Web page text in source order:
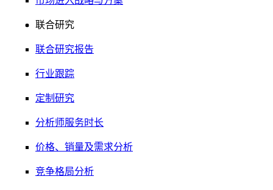
联合研究
联合研究报告
行业跟踪
定制研究
分析师服务时长
价格、销量及需求分析
竞争格局分析